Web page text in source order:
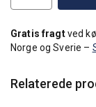
Gratis fragtved
Norge og Sverie –
Relaterede